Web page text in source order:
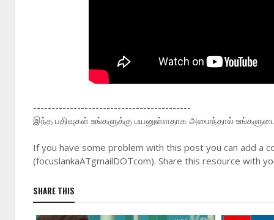
-------------------------------------------
இந்த பதிவுகள் உங்களுக்கு பயனுள்ளதாக அமைந்தால்
If you have some problem with this post you can add a
(focuslankaATgmailDOTcom). Share this resource with
SHARE THIS